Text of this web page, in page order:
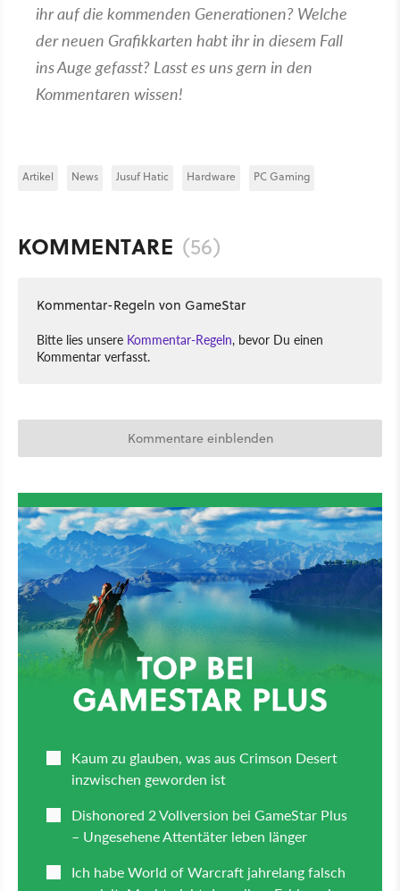
ihr auf die kommenden Generationen? Welche
der neuen Grafikkarten habt ihr in diesem Fall
ins Auge gefasst? Lasst es uns gern in den
Kommentaren wissen!
Artikel News Jusuf Hatic Hardware PC Gaming
KOMMENTARE (56)
Kommentar-Regeln von GameStar
Bitte lies unsere Kommentar-Regeln, bevor Du einen
Kommentar verfasst.
Kommentare einblenden